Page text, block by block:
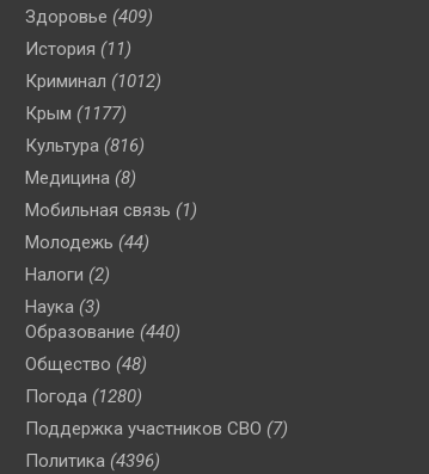
Здоровье (409)
История (11)
Криминал (1012)
Крым (1177)
Культура (816)
Медицина (8)
Мобильная связь (1)
Молодежь (44)
Налоги (2)
Наука (3)
Образование (440)
Общество (48)
Погода (1280)
Поддержка участников СВО (7)
Политика (4396)